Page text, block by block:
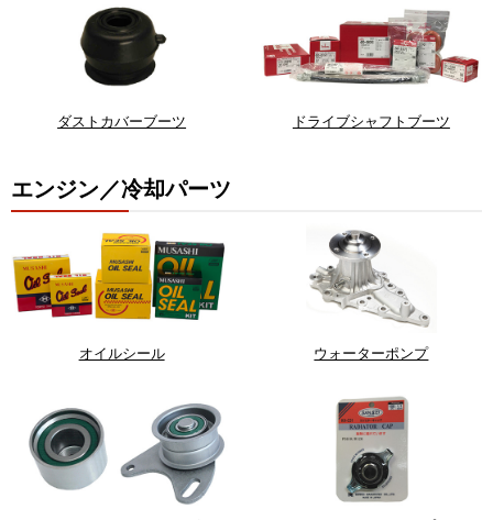
ダストカバーブーツ ドライブシャフトブーツ
エンジン／冷却パーツ
オイルシール ウォーターポンプ